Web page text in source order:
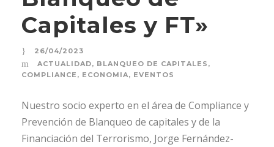
Capitales y FT»
26/04/2023
ACTUALIDAD, BLANQUEO DE CAPITALES ,
COMPLIANCE , ECONOMIA, EVENTOS
Nuestro socio experto en el área de Compliance y
Prevención de Blanqueo de capitales y de la
Financiación del Terrorismo, Jorge Fernández-